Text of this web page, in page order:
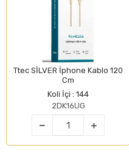
Ttec SİLVER İphone Kablo 120
Cm
Koli İçi : 144
2DK16UG